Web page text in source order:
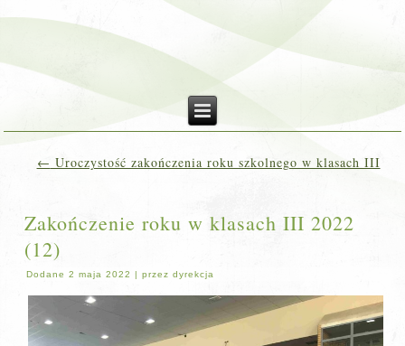
← Uroczystość zakończenia roku szkolnego w klasach III
Zakończenie roku w klasach III 2022
(12)
Dodane 2 maja 2022 |przez dyrekcja